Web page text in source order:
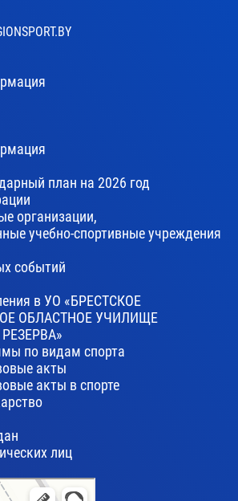
план на 2026 год
организации,
учебно-спортивные учреждения
событий
в УО «БРЕСТСКОЕ
ОБЛАСТНОЕ УЧИЛИЩЕ
по видам спорта
акты
акты в спорте
лиц
Яндекс Карты